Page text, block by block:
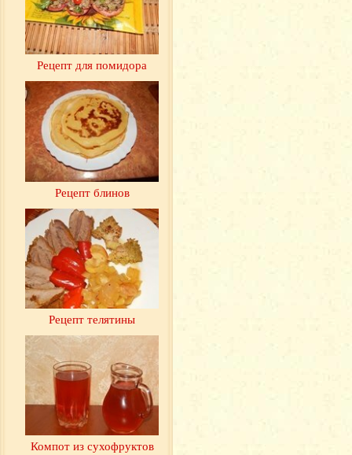
Рецепт для помидора
Рецепт блинов
Рецепт телятины
Компот из сухофруктов